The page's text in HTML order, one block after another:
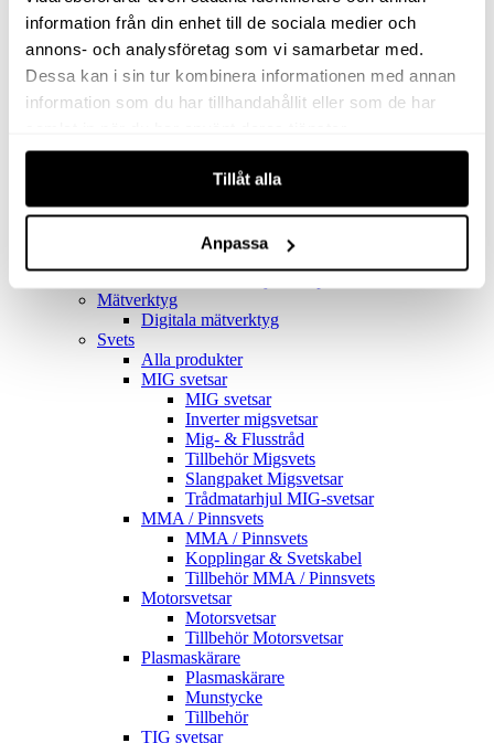
information från din enhet till de sociala medier och
annons- och analysföretag som vi samarbetar med.
Dessa kan i sin tur kombinera informationen med annan
information som du har tillhandahållit eller som de har
Tillåt alla
Anpassa
Golv- & Kombinationsmunstycke
Munstycke
Motor
Reservdelar dammsugare
Rör & handtag
Uppsamlingspåsar
Alla produkter
Mätverktyg
Digitala mätverktyg
Svets
Alla produkter
MIG svetsar
MIG svetsar
Inverter migsvetsar
Mig- & Flusstråd
Tillbehör Migsvets
Slangpaket Migsvetsar
Trådmatarhjul MIG-svetsar
MMA / Pinnsvets
MMA / Pinnsvets
Kopplingar & Svetskabel
Tillbehör MMA / Pinnsvets
Motorsvetsar
Motorsvetsar
Tillbehör Motorsvetsar
Plasmaskärare
Plasmaskärare
Munstycke
Tillbehör
TIG svetsar